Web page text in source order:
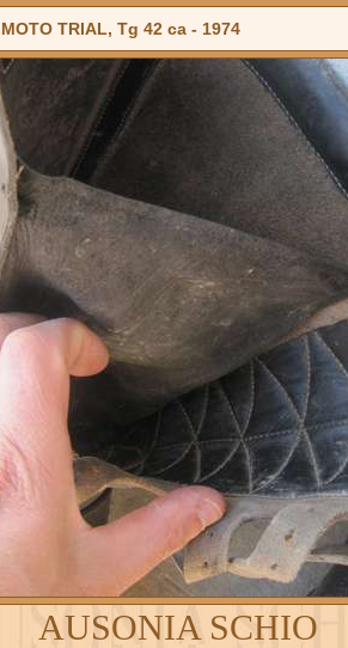
TRIAL, Tg 42 ca - 1974
AUSONIA SCHIO